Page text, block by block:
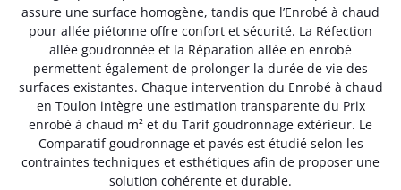
assure une surface homogène, tandis que l’Enrobé à chaud
pour allée piétonne offre confort et sécurité. La Réfection
allée goudronnée et la Réparation allée en enrobé
permettent également de prolonger la durée de vie des
surfaces existantes. Chaque intervention du Enrobé à chaud
en Toulon intègre une estimation transparente du Prix
enrobé à chaud m² et du Tarif goudronnage extérieur. Le
Comparatif goudronnage et pavés est étudié selon les
contraintes techniques et esthétiques afin de proposer une
solution cohérente et durable.